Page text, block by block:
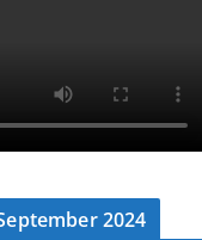
2024